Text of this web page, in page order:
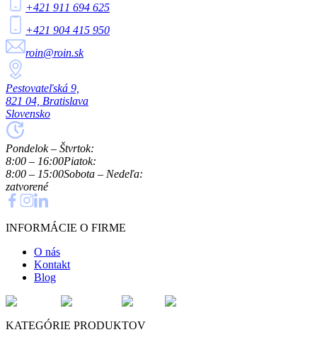
+421 911 694 625
+421 904 415 950
roin@roin.sk
Pestovateľská 9,
821 04, Bratislava
Slovensko
Pondelok – Štvrtok:
8:00 – 16:00Piatok:
8:00 – 15:00Sobota – Nedeľa:
zatvorené
INFORMÁCIE O FIRME
O nás
Kontakt
Blog
KATEGÓRIE PRODUKTOV